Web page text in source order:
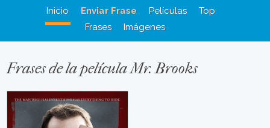
Inicio Enviar Frase Películas
Top
Frases
Imágenes
Frases de la película Mr. Brooks